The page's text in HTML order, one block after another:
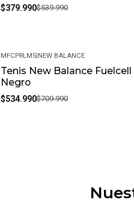
$379.990$539.990
-25%
MFCPRLM5|NEW BALANCE
Tenis New Balance Fuelcell
Negro
$534.990$709.990